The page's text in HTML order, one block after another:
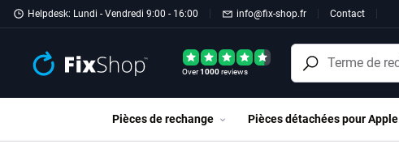
Passer au contenu principal
Helpdesk: Lundi - Vendredi 9:00 - 16:00 info@fix-shop.fr Contact
Over1000reviews
Pièces de rechange Pièces détachées pour Apple